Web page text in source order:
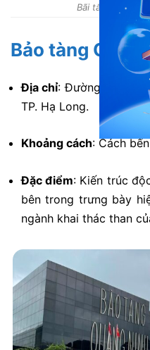
Bãi tắm chỉ
Bảo tàng
Địa chỉ:Đường Trần
TP. Hạ Long.
Khoảng cách: Cách
Đặc điểm: Kiến trúc
bên trong trưng bày
ngành khai thác than